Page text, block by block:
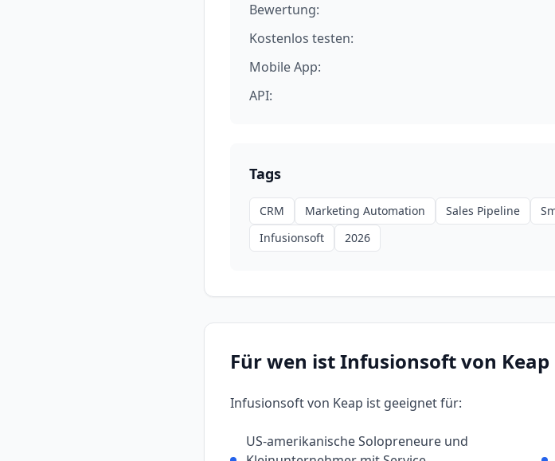
Bewertung:
Kostenlos testen:
Mobile App:
API:
Tags
CRM Marketing Automation Sales Pipeline
Infusionsoft
2026
Für wen istInfusionsoft von Keap
Infusionsoft von Keap ist geeignet für:
US-amerikanische Solopreneure und